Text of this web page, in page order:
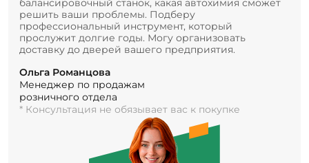
балансировочный станок, какая автохимия сможет
решить ваши проблемы. Подберу
профессиональный инструмент, который
прослужит долгие годы. Могу организовать
доставку до дверей вашего предприятия.
Ольга Романцова
Менеджер по продажам
розничного отдела
* Консультация не обязывает вас к покупке